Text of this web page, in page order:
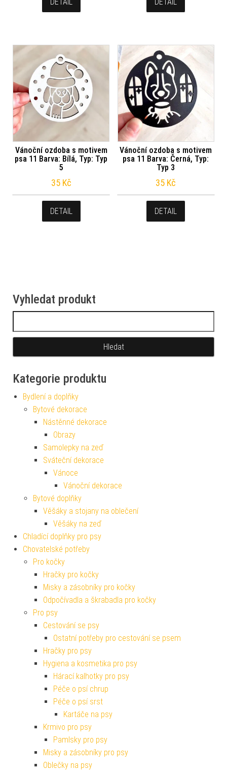
Vánoční ozdoba s motivem
psa 11 Barva: Bílá, Typ: Typ
5
35 Kč
DETAIL
Vánoční ozdoba s motivem
psa 11 Barva: Černá, Typ:
Typ 3
35 Kč
DETAIL
Vyhledat produkt
Kategorie produktu
Bydlení a doplňky
Bytové dekorace
Nástěnné dekorace
Obrazy
Samolepky na zeď
Sváteční dekorace
Vánoce
Vánoční dekorace
Bytové doplňky
Věšáky a stojany na oblečení
Věšáky na zeď
Chladící doplňky pro psy
Chovatelské potřeby
Pro kočky
Hračky pro kočky
Misky a zásobníky pro kočky
Odpočívadla a škrabadla pro kočky
Pro psy
Cestování se psy
Ostatní potřeby pro cestování se psem
Hračky pro psy
Hygiena a kosmetika pro psy
Hárací kalhotky pro psy
Péče o psí chrup
Péče o psí srst
Kartáče na psy
Krmivo pro psy
Pamlsky pro psy
Misky a zásobníky pro psy
Oblečky na psy